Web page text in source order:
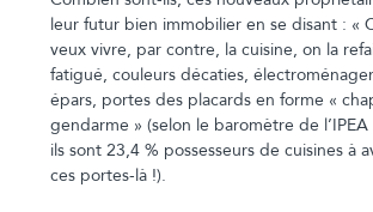
leur futur bien immobilier en se disant : «
veux vivre, par contre, la cuisine, on la
fatigué, couleurs décaties,
épars, portes des placards en forme «
gendarme » (selon le baromètre de
ils sont 23,4 % possesseurs de cuisines à
ces portes-là !).